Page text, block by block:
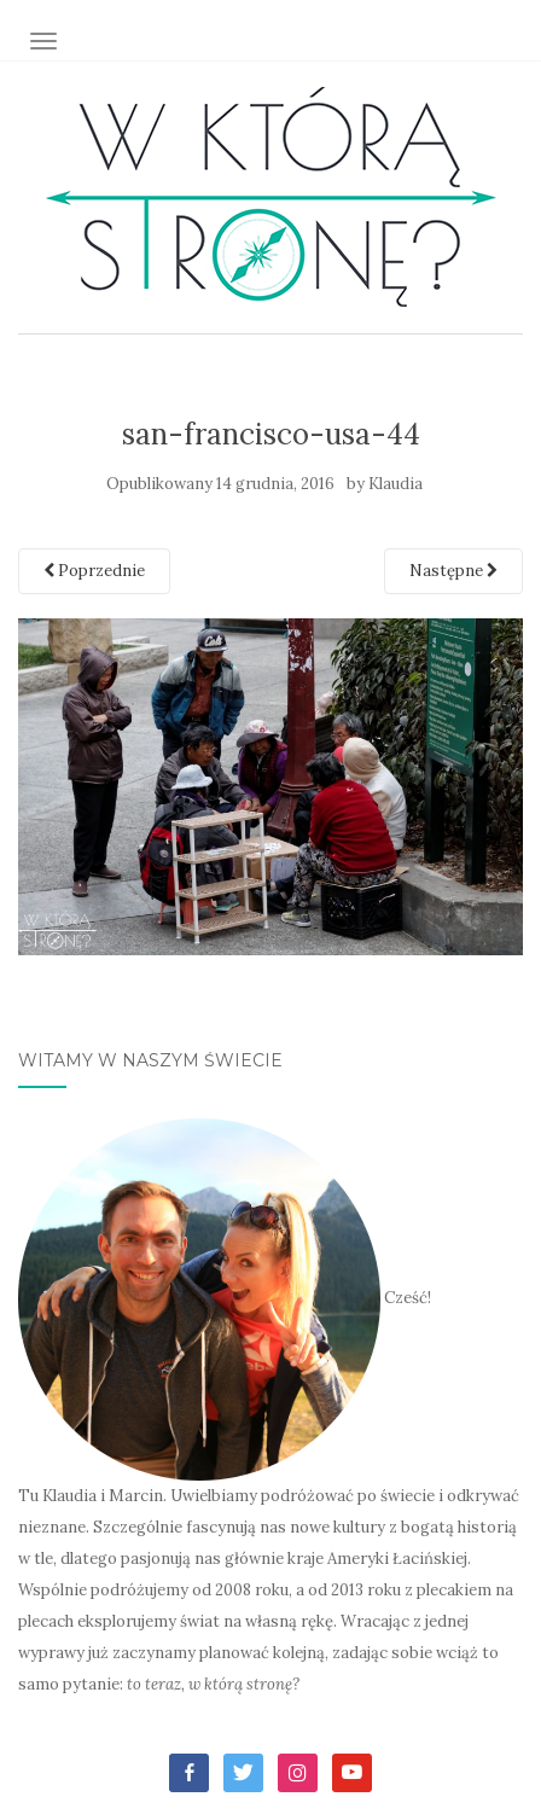
TOGGLE NAVIGATION
san-francisco-usa-44
Opublikowany14 grudnia, 2016 by Klaudia
Poprzednie Następne
WITAMY W NASZYM ŚWIECIE
Cześć!
Tu Klaudia i Marcin. Uwielbiamy podróżować po świecie i odkrywać
nieznane. Szczególnie fascynują nas nowe kultury z bogatą historią
w tle, dlatego pasjonują nas głównie kraje Ameryki Łacińskiej.
Wspólnie podróżujemy od 2008 roku, a od 2013 roku z plecakiem na
plecach eksplorujemy świat na własną rękę. Wracając z jednej
wyprawy już zaczynamy planować kolejną, zadając sobie wciąż to
samo pytanie: to teraz, w którą stronę?
facebook-
alt
twitterinstagramyoutube